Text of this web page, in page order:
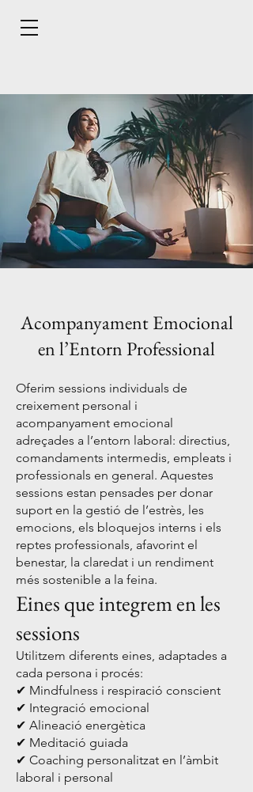
Acompanyament Emocional
en l’Entorn Professional
​​​Oferim sessions individuals de
creixement personal i
acompanyament emocional
adreçades a l’entorn laboral: directius,
comandaments intermedis, empleats i
professionals en general. Aquestes
sessions estan pensades per donar
suport en la gestió de l’estrès, les
emocions, els bloquejos interns i els
reptes professionals, afavorint el
benestar, la claredat i un rendiment
més sostenible a la feina.
Eines que integrem en les
sessions
Utilitzem diferents eines, adaptades a
cada persona i procés:
✔ Mindfulness i respiració conscient
✔ Integració emocional
✔ Alineació energètica
✔ Meditació guiada
✔ Coaching personalitzat en l’àmbit
laboral i personal